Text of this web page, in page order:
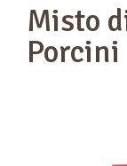
Misto